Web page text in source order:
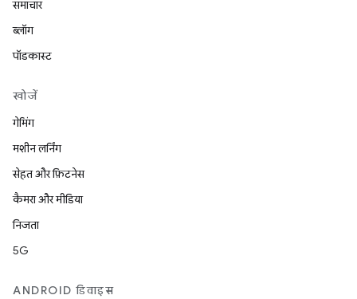
समाचार
ब्लॉग
पॉडकास्ट
खोजें
गेमिंग
मशीन लर्निंग
सेहत और फ़िटनेस
कैमरा और मीडिया
निजता
5G
ANDROID डिवाइस